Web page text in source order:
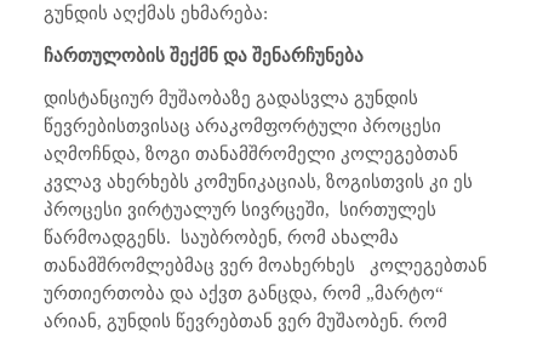
გუნდის აღქმას ეხმარება:
ჩართულობის შექმნ და შენარჩუნება
დისტანციურ მუშაობაზე გადასვლა გუნდის
წევრებისთვისაც არაკომფორტული პროცესი
აღმოჩნდა, ზოგი თანამშრომელი კოლეგებთან
კვლავ ახერხებს კომუნიკაციას, ზოგისთვის კი ეს
პროცესი ვირტუალურ სივრცეში,
სირთულეს
წარმოადგენს.
საუბრობენ, რომ ახალმა
თანამშრომლებმაც ვერ მოახერხეს
კოლეგებთან
ურთიერთობა და აქვთ განცდა, რომ „მარტო“
არიან, გუნდის წევრებთან ვერ მუშაობენ. რომ